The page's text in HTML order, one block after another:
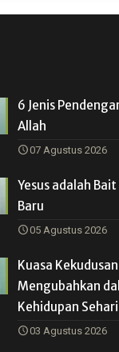
6 Jenis
Allah
07 Agustus 2026
Yesus adalah
Baru
05 Agustus 2026
Kuasa
Mengubahkan
Kehidupan
03 Agustus 2026